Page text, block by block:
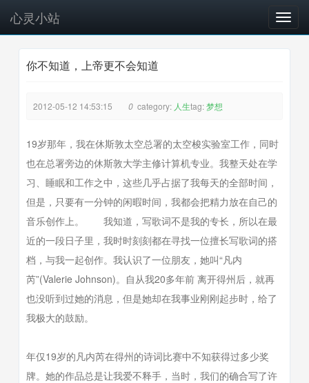
T
o
g
心灵小站
你不知道，上帝更不会知道
2012-05-12 14:53:15 0 category: 人生tag:梦想
19岁那年，我在休斯敦太空总署的太空梭实验室工作，同时
也在总署旁边的休斯敦大学主修计算机专业。我整天处在学
习、睡眠和工作之中，这些几乎占据了我每天的全部时间，
但是，只要有一分钟的闲暇时间，我都会把精力放在自己的
音乐创作上。 我知道，写歌词不是我的专长，所以在最
近的一段日子里，我时时刻刻都在寻找一位擅长写歌词的搭
档，与我一起创作。我认识了一位朋友，她叫“凡内
芮”(Valerie Johnson)。自从我20多年前 离开得州后，就再
也没听到过她的消息，但是她却在我事业刚刚起步时，给了
我极大的鼓励。
年仅19岁的凡内芮在得州的诗词比赛中不知获得过多少奖
牌。她的作品总是让我爱不释手，当时，我们的确合写了许